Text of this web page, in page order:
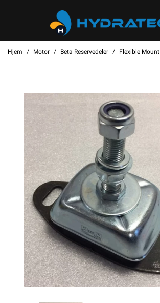
Hjem Motor Beta Reservedeler Flexible Mount